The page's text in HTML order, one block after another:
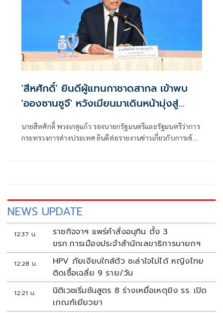
'สีหศักดิ์' ยินดีผู้แทนกาชาดสากล เข้าพบ
'อองซานซูจี' หวังเมียนมาเดินหน้ามุ่งสู่
สันติภาพ
นายสีหศักดิ์ พวงเกตุแก้ว รองนายกรัฐมนตรีและรัฐมนตรีว่าการ
กระทรวงการต่างประเทศ ยินดีต่อรายงานข่าวเกี่ยวกับการเข้า
NEWS UPDATE
12:37 น.
ราชกิจจาฯ แพร่คำสั่งอนุทิน ตั้ง 3
ขรก.การเมืองประจำสำนักเลขาธิการนายกฯ
12:28 น.
HPV ภัยเงียบใกล้ตัว ชะล่าใจไม่ได้ หญิงไทย
ติดเชื้อเฉลี่ย 9 ราย/วัน
12:21 น.
นิติเวชเริ่มชันสูตร 8 ร่างเหยื่อเหตุยิง รร. เปิด
เกณฑ์เยียวยา